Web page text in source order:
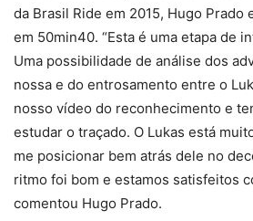
da Brasil Ride em 2015, Hugo Prado
em 50min40. “Esta é uma etapa de
Uma possibilidade de análise dos
nossa e do entrosamento entre o
nosso vídeo do reconhecimento e
estudar o traçado. O Lukas está
me posicionar bem atrás dele no
ritmo foi bom e estamos satisfeitos
comentou Hugo Prado.